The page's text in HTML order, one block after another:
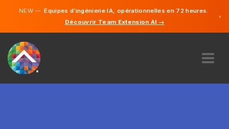
NEW —Équipes d’ingénierie IA, opérationnelles en 72 heures.
Découvrir Team Extension AI →
×